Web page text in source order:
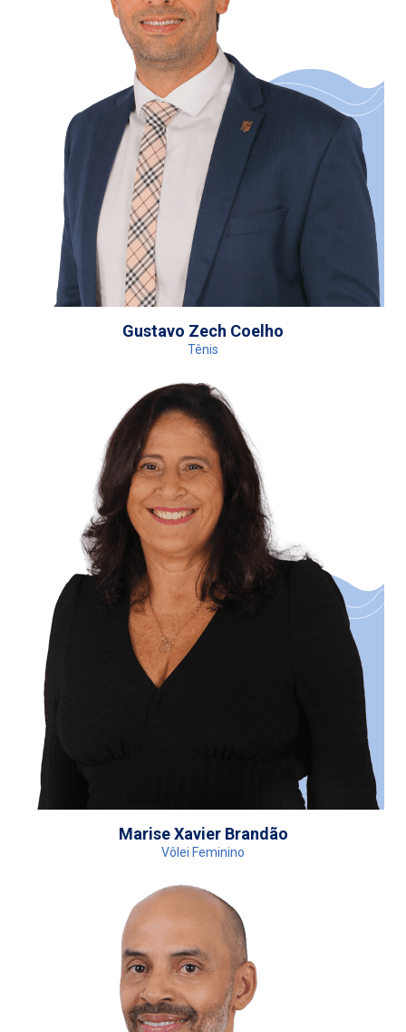
Gustavo Zech Coelho
Tênis
Marise Xavier Brandão
Vôlei Feminino